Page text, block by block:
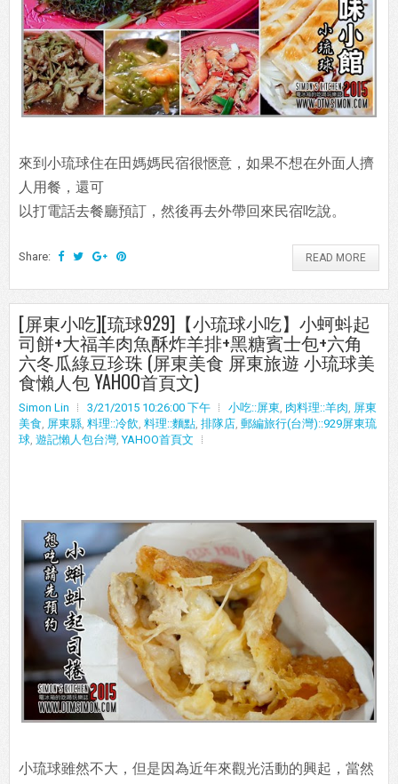
來到小琉球住在田媽媽民宿很愜意，如果不想在外面人擠
人用餐，還可
以打電話去餐廳預訂，然後再去外帶回來民宿吃說。
Share: READ MORE
[屏東小吃][琉球929]【小琉球小吃】小蚵蚪起
司餅+大福羊肉魚酥炸羊排+黑糖賓士包+六角
六冬瓜綠豆珍珠 (屏東美食 屏東旅遊 小琉球美
食懶人包 YAHOO首頁文)
Simon Lin 3/21/2015 10:26:00 下午 小吃::屏東, 肉料理::羊肉, 屏東
美食, 屏東縣, 料理::冷飲, 料理::麵點, 排隊店, 郵編旅行(台灣)::929屏東琉
球, 遊記懶人包台灣,YAHOO首頁文
小琉球雖然不大，但是因為近年來觀光活動的興起，當然